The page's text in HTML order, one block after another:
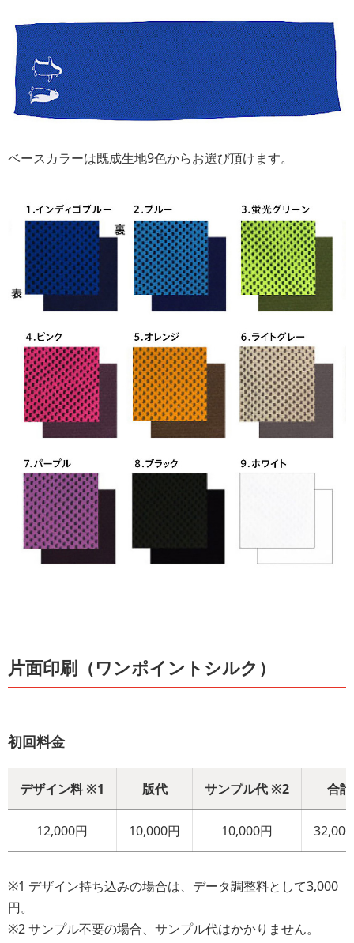
ベースカラーは既成生地9色からお選び頂けます。
片面印刷（ワンポイントシルク）
初回料金
デザイン料 ※1 版代 サンプル代 ※2 合計
12,000円 10,000円 10,000円
※1 デザイン持ち込みの場合は、データ調整料として3,000
円。
※2 サンプル不要の場合、サンプル代はかかりません。